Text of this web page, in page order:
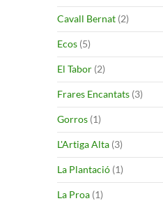
Cavall Bernat (2)
Ecos (5)
El Tabor (2)
Frares Encantats (3)
Gorros (1)
L'Artiga Alta (3)
La Plantació (1)
La Proa (1)